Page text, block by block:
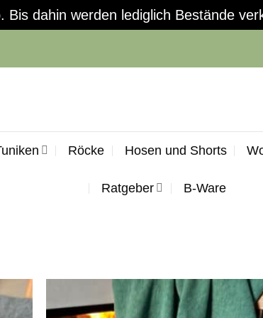
dahin werden lediglich Bestände
Röcke Hosen und Shorts
Ratgeber B-Ware